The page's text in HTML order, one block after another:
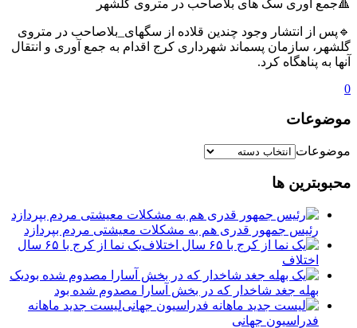
🔺جمع آوری سگ های بلاصاحب در متروی گلشهر
🔹پس از انتشار وجود چندین قلاده از سگهای_بلاصاحب در متروی
گلشهر، سازمان پسماند شهرداری کرج اقدام به جمع آوری و انتقال
آنها به پناهگاه کرد.
0
موضوعات
موضوعات
محبوبترین ها
رئیس جمهور قدری هم به مشکلات معیشتی مردم بپردازد
یک نما از کرج با ۶۵ سال
اختلاف
یک
بهله جغد شاخدار که در بخش آسارا مصدوم شده بود
لیست جدید ماهانه
فدراسیون جهانی